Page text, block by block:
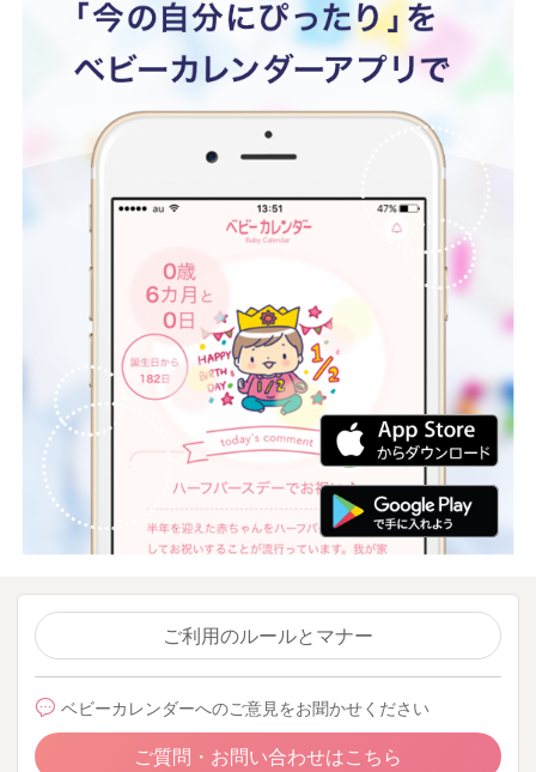
ご利用のルールとマナー
ベビーカレンダーへのご意見をお聞かせください
ご質問・お問い合わせはこちら